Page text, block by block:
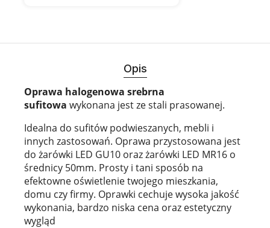
Opis
Oprawa halogenowa srebrna
sufitowa wykonana jest ze stali prasowanej.
Idealna do sufitów podwieszanych, mebli i
innych zastosowań. Oprawa przystosowana jest
do żarówki LED GU10 oraz żarówki LED MR16 o
średnicy 50mm. Prosty i tani sposób na
efektowne oświetlenie twojego mieszkania,
domu czy firmy. Oprawki cechuje wysoka jakość
wykonania, bardzo niska cena oraz estetyczny
wygląd